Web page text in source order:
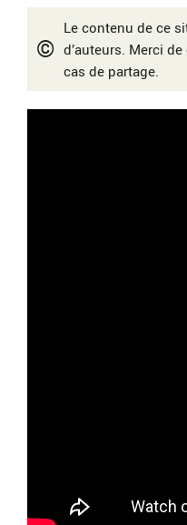
©
Le contenu de ce
d’auteurs. Merci
cas de partage.